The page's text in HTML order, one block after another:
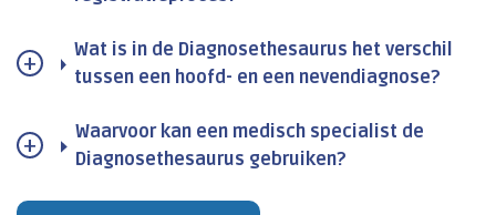
Wat is in de Diagnosethesaurus het verschil
tussen een hoofd- en een nevendiagnose?
Waarvoor kan een medisch specialist de
Diagnosethesaurus gebruiken?